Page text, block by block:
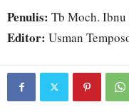
Penulis: Tb Moch. Ibnu
Editor: Usman